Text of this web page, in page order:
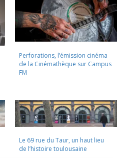
Perforations, l’émission cinéma
de la Cinémathèque sur Campus
FM
Le 69 rue du Taur, un haut lieu
de l’histoire toulousaine